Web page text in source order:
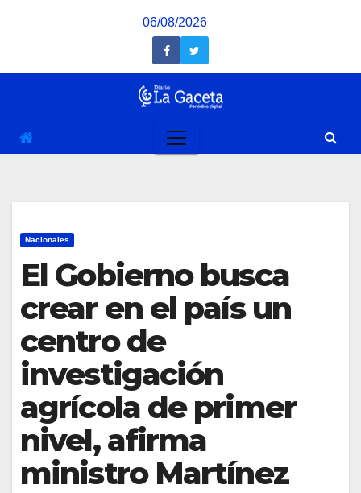
06/08/2026
Nacionales
El Gobierno busca
crear en el país un
centro de
investigación
agrícola de primer
nivel, afirma
ministro Martínez